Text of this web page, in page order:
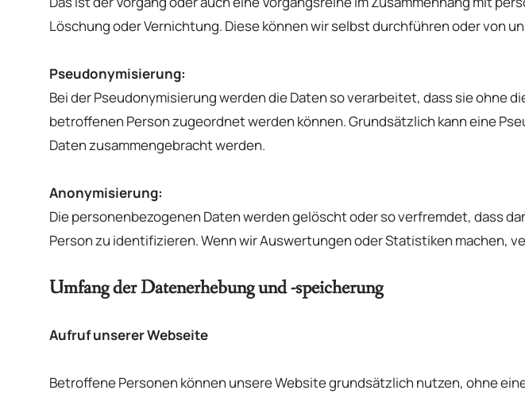
Löschung oder Vernichtung. Diese können wir selbst durchführen oder von
Pseudonymisierung:
Bei der Pseudonymisierung werden die Daten so verarbeitet, dass sie
betroffenen Person zugeordnet werden können. Grundsätzlich kann eine
Daten zusammengebracht werden.
Anonymisierung:
Die personenbezogenen Daten werden gelöscht oder so verfremdet, dass
Person zu identifizieren. Wenn wir Auswertungen oder Statistiken machen,
Umfang der Datenerhebung und -speicherung
Aufruf unserer Webseite
Betroffene Personen können unsere Website grundsätzlich nutzen, ohne